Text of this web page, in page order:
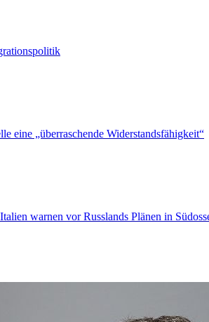
eine „überraschende Widerstandsfähigkeit“
warnen vor Russlands Plänen in